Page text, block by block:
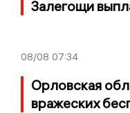
Залегощи
08/08 07:34
Орловская
вражеских